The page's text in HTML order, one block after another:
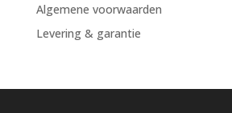
Algemene voorwaarden
Levering & garantie